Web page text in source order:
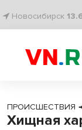
Новосибирск
ПРОИСШЕСТВИЯ
Хищная